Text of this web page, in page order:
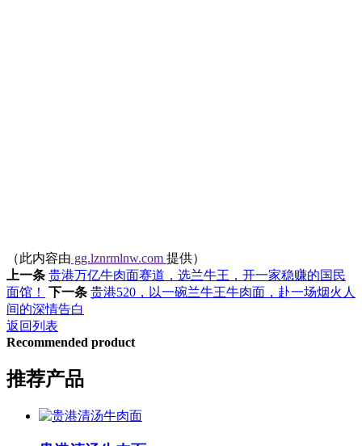
（此内容由 gg.lznrmlnw.com 提供）
上一条 贵港万亿牛肉面赛道，选兰牛王，开一家稳赚的国民
面馆！
下一条 贵港520，以一碗兰牛王牛肉面，赴一场烟火人
间的深情告白
返回列表
Recommended product
推荐产品